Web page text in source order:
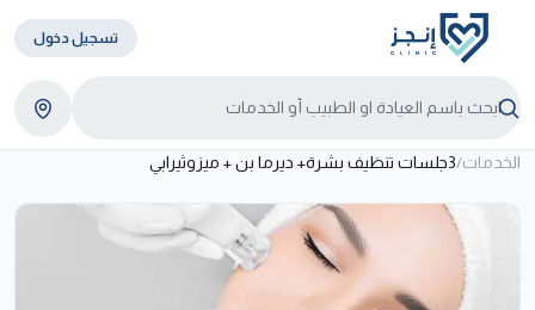
تسجيل دخول
الخدمات/3جلسات تنظيف بشرة+ ديرما بن + ميزوثيرابي